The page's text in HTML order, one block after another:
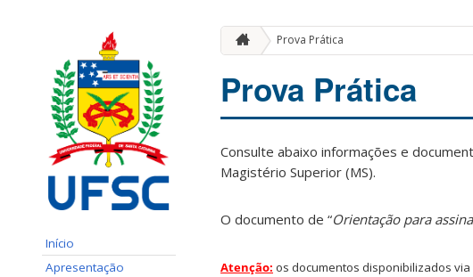
Início
Apresentação
Prova Prática
Prova Prática
Consulte abaixo informações e
Magistério Superior (MS).
O documento de “Orientação para
Atenção: os documentos disponibilizados